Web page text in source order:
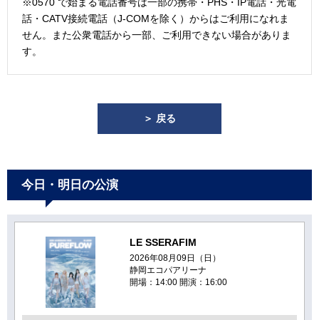
話・CATV接続電話（J-COMを除く）からはご利用になれま
せん。また公衆電話から一部、ご利用できない場合がありま
す。
＞ 戻る
今日・明日の公演
LE SSERAFIM
2026年08月09日（日）
静岡エコパアリーナ
開場：14:00 開演：16:00